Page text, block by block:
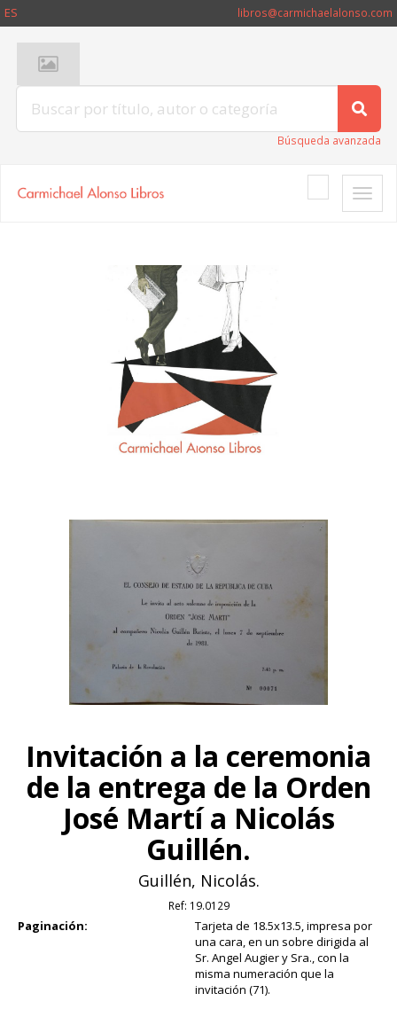
ES libros@carmichaelalonso.com
Búsqueda avanzada
Toggle
Invitación a la ceremonia
de la entrega de la Orden
José Martí a Nicolás
Guillén.
Guillén, Nicolás.
Ref: 19.0129
Paginación:
Tarjeta de 18.5x13.5, impresa por
una cara, en un sobre dirigida al
Sr. Angel Augier y Sra., con la
misma numeración que la
invitación (71).